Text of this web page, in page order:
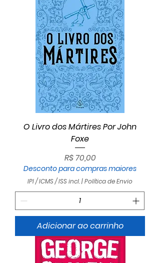
O Livro dos Mártires Por John
Foxe
Preço
R$ 70,00
Desconto para compras maiores
IPI / ICMS / ISS incl.|Política de Envio
Adicionar ao carrinho